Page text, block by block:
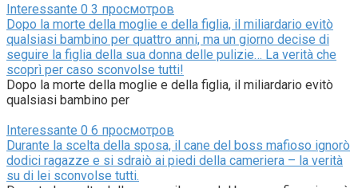
Interessante 0 3 просмотров
Dopo la morte della moglie e della figlia, il miliardario evitò
qualsiasi bambino per quattro anni, ma un giorno decise di
seguire la figlia della sua donna delle pulizie… La verità che
scoprì per caso sconvolse tutti!
Dopo la morte della moglie e della figlia, il miliardario evitò
qualsiasi bambino per
Interessante 0 6 просмотров
Durante la scelta della sposa, il cane del boss mafioso ignorò
dodici ragazze e si sdraiò ai piedi della cameriera – la verità
su di lei sconvolse tutti.